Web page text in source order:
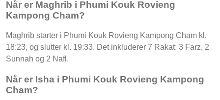
Når er Maghrib i Phumi Kouk Rovieng
Kampong Cham?
Maghrib starter i Phumi Kouk Rovieng Kampong Cham kl.
18:23, og slutter kl. 19:33. Det inkluderer 7 Rakat: 3 Farz, 2
Sunnah og 2 Nafl.
Når er Isha i Phumi Kouk Rovieng Kampong
Cham?